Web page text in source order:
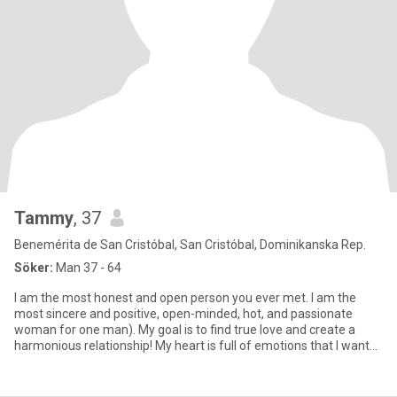
Tammy, 37
Benemérita de San Cristóbal, San Cristóbal, Dominikanska Rep.
Söker: Man 37 - 64
I am the most honest and open person you ever met. I am the
most sincere and positive, open-minded, hot, and passionate
woman for one man). My goal is to find true love and create a
harmonious relationship! My heart is full of emotions that I want